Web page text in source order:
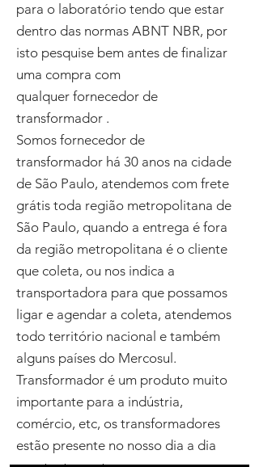
para o laboratório tendo que estar
dentro das normas ABNT NBR, por
isto pesquise bem antes de finalizar
uma compra com
qualquer fornecedor de
transformador .
Somos fornecedor de
transformador há 30 anos na cidade
de São Paulo, atendemos com frete
grátis toda região metropolitana de
São Paulo, quando a entrega é fora
da região metropolitana é o cliente
que coleta, ou nos indica a
transportadora para que possamos
ligar e agendar a coleta, atendemos
todo território nacional e também
alguns países do Mercosul.
Transformador é um produto muito
importante para a indústria,
comércio, etc, os transformadores
estão presente no nosso dia a dia